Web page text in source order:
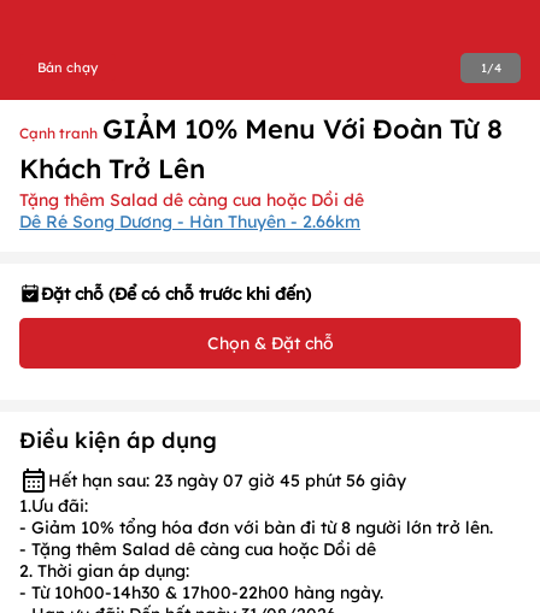
Bán chạy 1/4
Cạnh tranh GIẢM 10% Menu Với Đoàn Từ 8
Khách Trở Lên
Tặng thêm Salad dê càng cua hoặc Dồi dê
Dê Ré Song Dương - Hàn Thuyên - 2.66km
Đặt chỗ (Để có chỗ trước khi đến)
Chọn & Đặt chỗ
Điều kiện áp dụng
Hết hạn sau: 23 ngày 07 giờ 45 phút 56 giây
1.Ưu đãi:
- Giảm 10% tổng hóa đơn với bàn đi từ8 người lớn trở lên.
- Tặng thêm Salad dê càng cua hoặc Dồi dê
2. Thời gian áp dụng:
- Từ 10h00-14h30 & 17h00-22h00 hàng ngày.